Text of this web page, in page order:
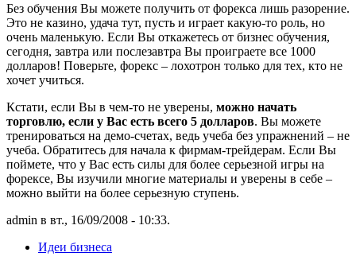
Без обучения Вы можете получить от форекса лишь разорение.
Это не казино, удача тут, пусть и играет какую-то роль, но
очень маленькую. Если Вы откажетесь от бизнес обучения,
сегодня, завтра или послезавтра Вы проиграете все 1000
долларов! Поверьте, форекс – лохотрон только для тех, кто не
хочет учиться.
Кстати, если Вы в чем-то не уверены, можно начать
торговлю, если у Вас есть всего 5 долларов. Вы можете
тренироваться на демо-счетах, ведь учеба без упражнений – не
учеба. Обратитесь для начала к фирмам-трейдерам. Если Вы
поймете, что у Вас есть силы для более серьезной игры на
форексе, Вы изучили многие материалы и уверены в себе –
можно выйти на более серьезную ступень.
admin в вт., 16/09/2008 - 10:33.
Идеи бизнеса